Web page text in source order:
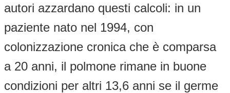
autori azzardano questi calcoli: in un
paziente nato nel 1994, con
colonizzazione cronica che è comparsa
a 20 anni, il polmone rimane in buone
condizioni per altri 13,6 anni se il germe